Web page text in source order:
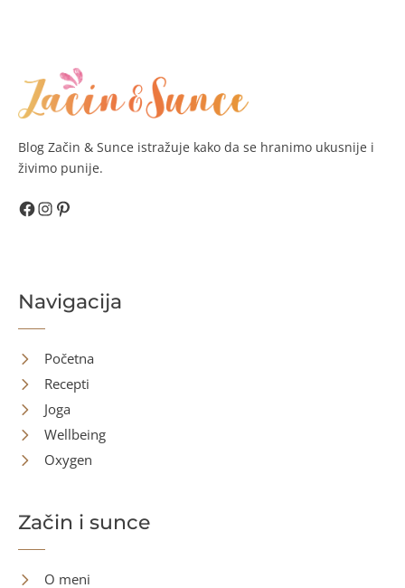
Blog Začin & Sunce istražuje kako da se hranimo ukusnije i
živimo punije.
Facebook
Instagram
Pinterest
Navigacija
Početna
Recepti
Joga
Wellbeing
Oxygen
Začin i sunce
O meni